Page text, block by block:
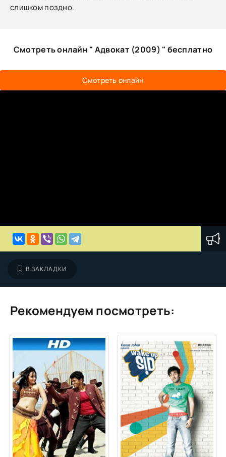
слишком поздно.
Смотреть онлайн " Адвокат (2009) " бесплатно
Смотреть онлайн
В ЗАКЛАДКИ
Рекомендуем посмотреть: